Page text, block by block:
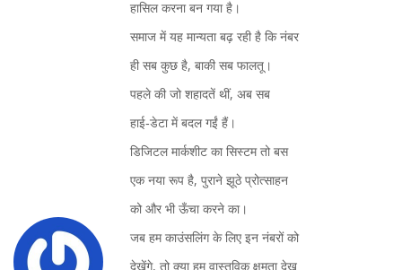
हासिल करना बन गया है।
समाज में यह मान्यता बढ़ रही है कि नंबर
ही सब कुछ है, बाकी सब फालतू।
पहले की जो शहादतें थीं, अब सब
हाई‑डेटा में बदल गईं हैं।
डिजिटल मार्कशीट का सिस्टम तो बस
एक नया रूप है, पुराने झूठे प्रोत्साहन
को और भी ऊँचा करने का।
जब हम काउंसलिंग के लिए इन नंबरों को
देखेंगे, तो क्या हम वास्तविक क्षमता देख